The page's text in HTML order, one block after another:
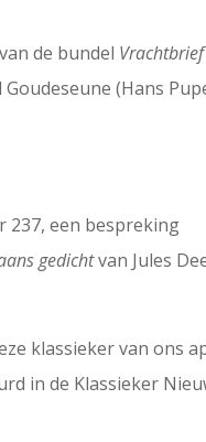
van de bundel Vrachtbrief
Goudeseune (Hans
237, een bespreking
gedichtvan Jules
klassieker van ons
in de Klassieker